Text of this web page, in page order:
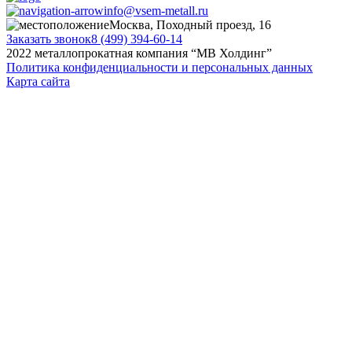
info@vsem-metall.ru
Москва, Походный проезд, 16
Заказать звонок8 (499) 394-60-14
2022 металлопрокатная компания “MB Холдинг”
Политика конфиденциальности и персональных данных
Карта сайта